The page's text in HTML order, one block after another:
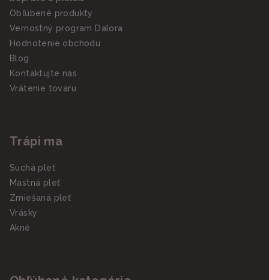
Obľúbené produkty
Vernostný program Dalora
Hodnotenie obchodu
Blog
Kontaktujte nás
Vrátenie tovaru
Trápi ma
Suchá pleť
Mastná pleť
Zmiešaná pleť
Vrásky
Akné